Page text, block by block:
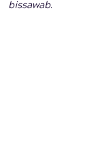
bissawab.